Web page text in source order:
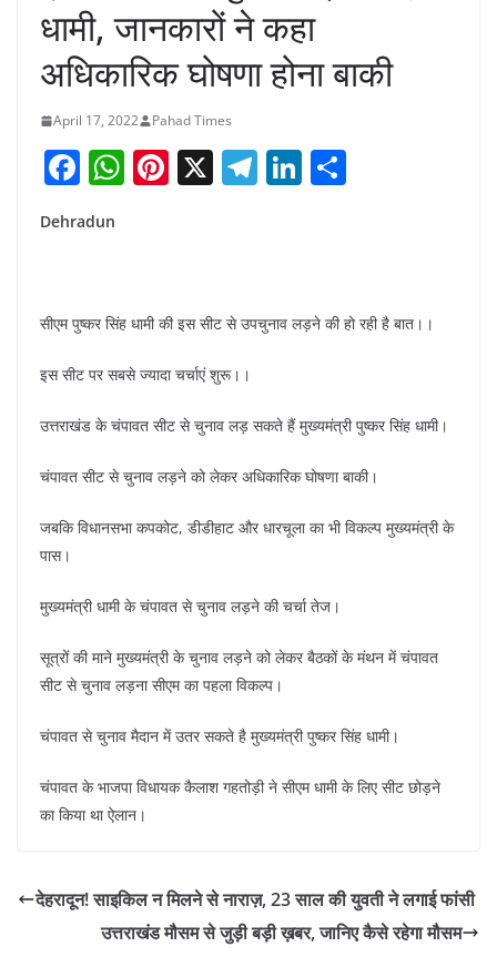
धामी, जानकारों ने कहा
अधिकारिक घोषणा होना बाकी
April 17, 2022 Pahad Times
F
a
c
b
o
o
k
W
A
p
p
Pi
st
X T
a
m
Li
dI
n
Dehradun
सीएम पुष्कर सिंह धामी की इस सीट से उपचुनाव लड़ने की हो रही है बात।।
इस सीट पर सबसे ज्यादा चर्चाएं शुरू।।
उत्तराखंड के चंपावत सीट से चुनाव लड़ सकते हैं मुख्यमंत्री पुष्कर सिंह धामी।
चंपावत सीट से चुनाव लड़ने को लेकर अधिकारिक घोषणा बाकी।
जबकि विधानसभा कपकोट, डीडीहाट और धारचूला का भी विकल्प मुख्यमंत्री के
पास।
मुख्यमंत्री धामी के चंपावत से चुनाव लड़ने की चर्चा तेज।
सूत्रों की माने मुख्यमंत्री के चुनाव लड़ने को लेकर बैठकों के मंथन में चंपावत
सीट से चुनाव लड़ना सीएम का पहला विकल्प।
चंपावत से चुनाव मैदान में उतर सकते है मुख्यमंत्री पुष्कर सिंह धामी।
चंपावत के भाजपा विधायक कैलाश गहतोड़ी ने सीएम धामी के लिए सीट छोड़ने
का किया था ऐलान।
देहरादून! साइकिल न मिलने से नाराज़, 23 साल की युवती ने लगाई फांसी
उत्तराखंड मौसम से जुड़ी बड़ी ख़बर, जानिए कैसे रहेगा मौसम